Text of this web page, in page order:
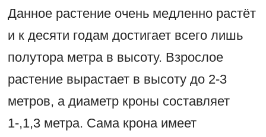
Данное растение очень медленно растёт
и к десяти годам достигает всего лишь
полутора метра в высоту. Взрослое
растение вырастает в высоту до 2-3
метров, а диаметр кроны составляет
1-,1,3 метра. Сама крона имеет